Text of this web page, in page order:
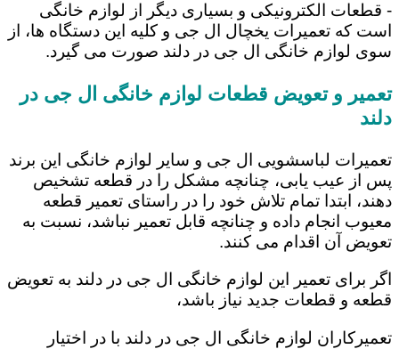
- قطعات الکترونیکی و بسیاری دیگر از لوازم خانگی
است که تعمیرات یخچال ال جی و کلیه این دستگاه ها، از
سوی لوازم خانگی ال جی در دلند صورت می گیرد.
تعمیر و تعویض قطعات لوازم خانگی ال جی در
دلند
تعمیرات لباسشویی ال جی و سایر لوازم خانگی این برند
پس از عیب یابی، چنانچه مشکل را در قطعه تشخیص
دهند، ابتدا تمام تلاش خود را در راستای تعمیر قطعه
معیوب انجام داده و چنانچه قابل تعمیر نباشد، نسبت به
تعویض آن اقدام می کنند.
اگر برای تعمیر این لوازم خانگی ال جی در دلند به تعویض
قطعه و قطعات جدید نیاز باشد،
تعمیرکاران لوازم خانگی ال جی در دلند با در اختیار